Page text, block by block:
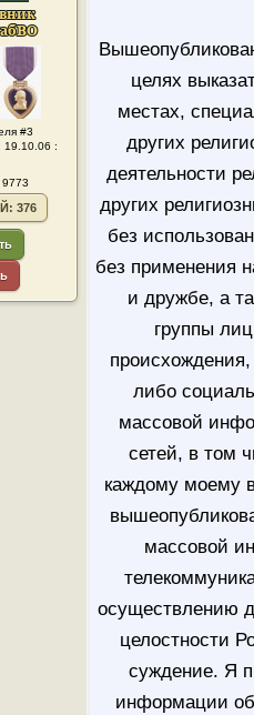
#3
19.10.06 :
376
целях
местах,
других
деятельности
других
без
без применения
и дружбе, а
группы
либо
массовой
сетей, в том
каждому моему
массовой
осуществлению
целостности
суждение. Я
информации